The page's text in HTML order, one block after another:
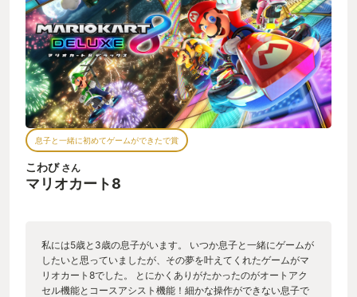
息子と一緒に初めてゲームができたで賞
こわびさん
マリオカート8
私には5歳と3歳の息子がいます。 いつか息子と一緒にゲームが
したいと思っていましたが、その夢を叶えてくれたゲームがマ
リオカート8でした。 とにかくありがたかったのがオートアク
セル機能とコースアシスト機能！細かな操作ができない息子で